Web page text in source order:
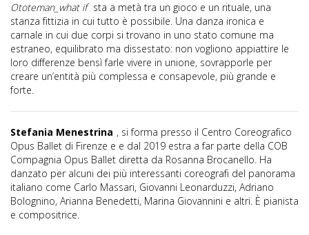
Ototeman_what if sta a metà tra un gioco e un rituale, una
stanza fittizia in cui tutto è possibile. Una danza ironica e
carnale in cui due corpi si trovano in uno stato comune ma
estraneo, equilibrato ma dissestato: non vogliono appiattire le
loro differenze bensì farle vivere in unione, sovrapporle per
creare un’entità più complessa e consapevole, più grande e
forte.
Stefania Menestrina , si forma presso il Centro Coreografico
Opus Ballet di Firenze e e dal 2019 estra a far parte della COB
Compagnia Opus Ballet diretta da Rosanna Brocanello. Ha
danzato per alcuni dei più interessanti coreografi del panorama
italiano come Carlo Massari, Giovanni Leonarduzzi, Adriano
Bolognino, Arianna Benedetti, Marina Giovannini e altri. È pianista
e compositrice.